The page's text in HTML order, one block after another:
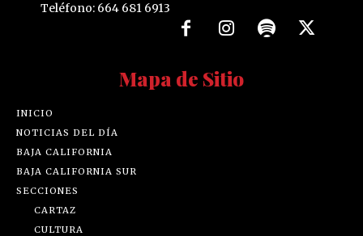
Teléfono: 664 681 6913
Mapa de Sitio
INICIO
NOTICIAS DEL DÍA
BAJA CALIFORNIA
BAJA CALIFORNIA SUR
SECCIONES
CARTAZ
CULTURA